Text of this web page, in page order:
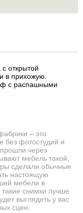
открытой
в прихожую.
с распашными
– это
без фотостудий и
через
мебель такой,
сделали обычные
настоящую
мебели в
снимки лучше
выглядеть у вас
сцен.